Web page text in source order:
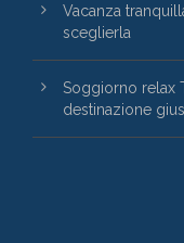
Vacanza
sceglierla
Soggiorno relax
destinazione